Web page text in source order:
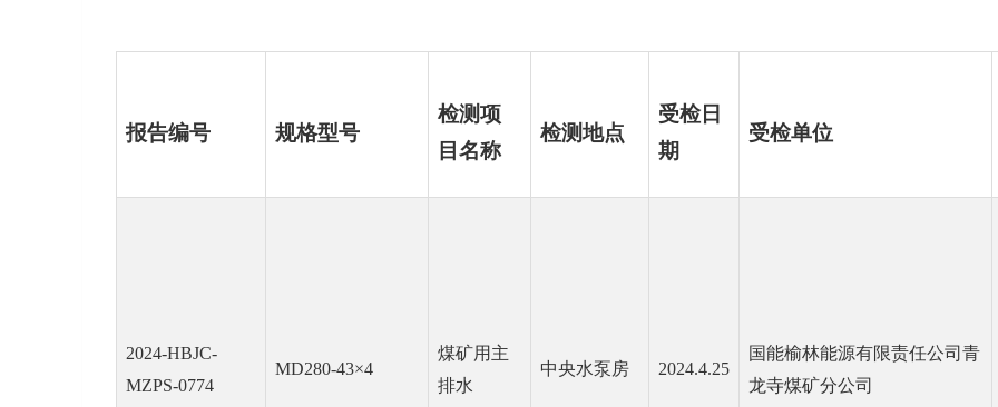
报告编号 规格型号
检测项
目名称
检测地点
受检日
期
受检单位
2024-HBJC-
MZPS-0774
MD280-43×4
煤矿用主
排水
中央水泵房 2024.4.25
国能榆林能源有限责任公司青
龙寺煤矿分公司